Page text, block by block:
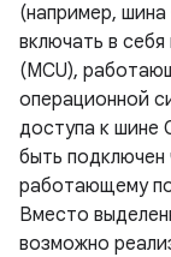
(например, шина
включать в
(MCU),
операционной
доступа к шине
быть подключен
работающему
Вместо
возможно